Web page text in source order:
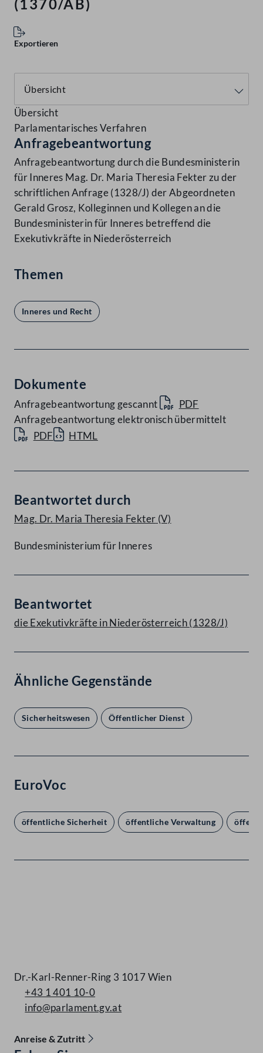
(1370/AB)
Exportieren
Übersicht
Parlamentarisches Verfahren
Anfragebeantwortung
Anfragebeantwortung durch die Bundesministerin
für Inneres Mag. Dr. Maria Theresia Fekter zu der
schriftlichen Anfrage (1328/J) der Abgeordneten
Gerald Grosz, Kolleginnen und Kollegen an die
Bundesministerin für Inneres betreffend die
Exekutivkräfte in Niederösterreich
Themen
Inneres und Recht
Dokumente
Anfragebeantwortung gescannt
PDF
Anfragebeantwortung elektronisch übermittelt
PDF
HTML
Beantwortet durch
Mag. Dr. Maria Theresia Fekter (V)
Bundesministerium für Inneres
Beantwortet
die Exekutivkräfte in Niederösterreich (1328/J)
Ähnliche Gegenstände
Sicherheitswesen Öffentlicher Dienst
EuroVoc
öffentliche Sicherheit öffentliche Verwaltung
Dr.-Karl-Renner-Ring 3 1017 Wien
+43 1 401 10-0
info@parlament.gv.at
Anreise & Zutritt